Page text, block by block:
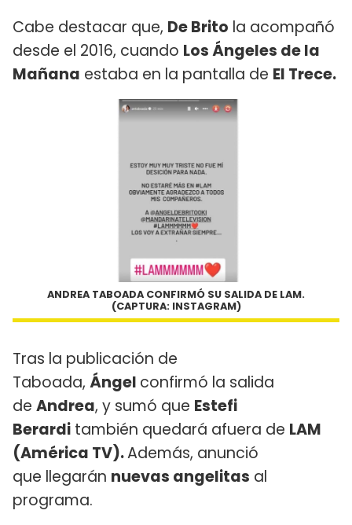
Cabe destacar que, De Brito la acompañó
desde el 2016, cuando Los Ángeles de la
Mañana estaba en la pantalla de El Trece.
ANDREA TABOADA CONFIRMÓ SU SALIDA DE LAM.
(CAPTURA: INSTAGRAM)
Tras la publicación de
Taboada, Ángel confirmó la salida
de Andrea, y sumó que Estefi
Berardi también quedará afuera de LAM
(América TV).Además, anunció
que llegarán nuevas angelitas al
programa.